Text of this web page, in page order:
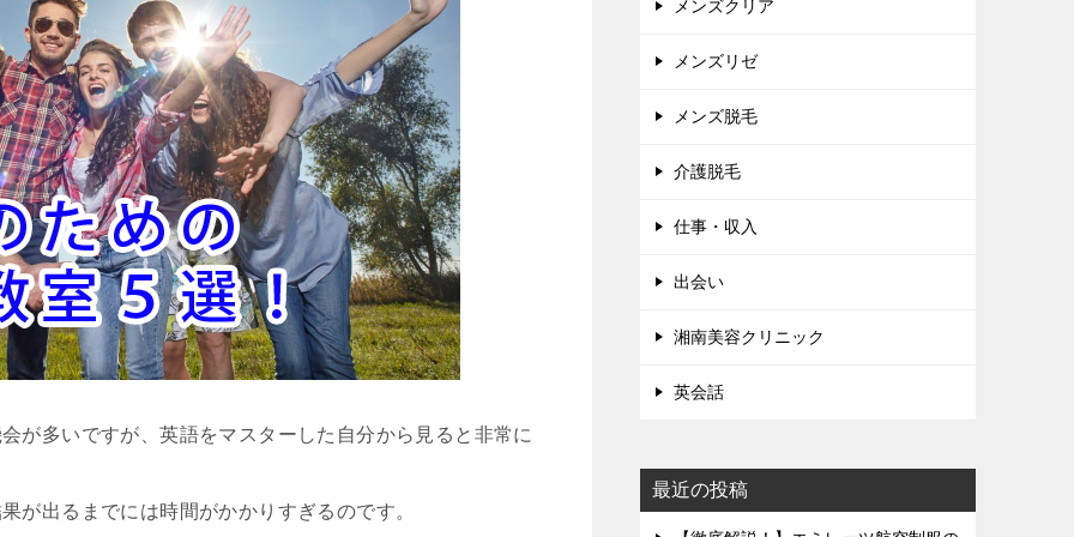
が多いですが、英語をマスターした自分から見ると非常に
が出るまでには時間がかかりすぎるのです。
メンズクリア
メンズリゼ
メンズ脱毛
介護脱毛
仕事・収入
出会い
湘南美容クリニック
英会話
最近の投稿